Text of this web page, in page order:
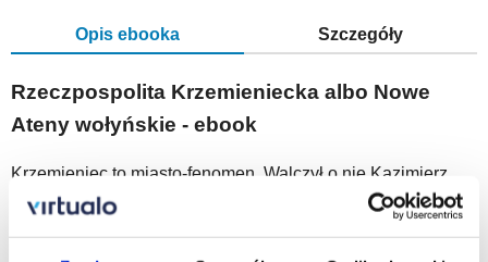
Opis ebooka Szczegóły
Rzeczpospolita Krzemieniecka albo Nowe
Ateny wołyńskie - ebook
Krzemieniec to miasto-fenomen. Walczył o nie Kazimierz
Wielki, opiekowała się nim w sposób szczególny królowa
Bona, a do Korony wcielił je Zygmunt August. Po III
rozbiorze miasto trafiło pod panowanie Imperium